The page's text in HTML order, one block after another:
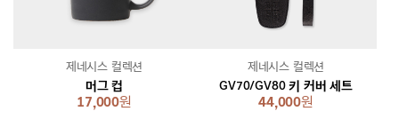
머그 컵
17,000원
제네시스 컬렉션
GV70/GV80 키 커버 세트
44,000원
제네시스 컬렉션